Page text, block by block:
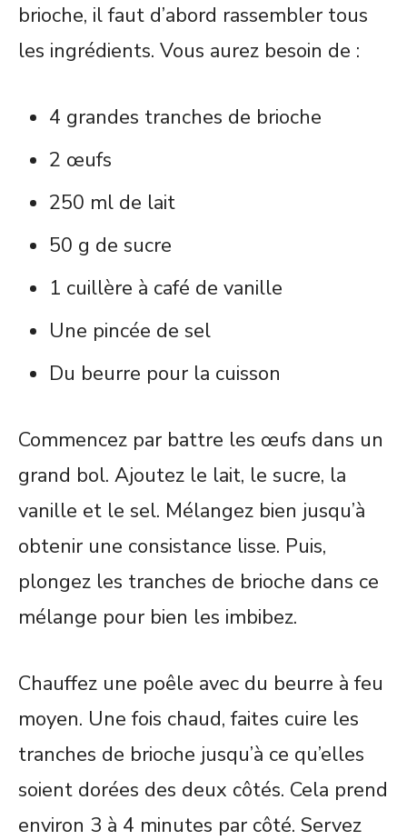
brioche, il faut d’abord rassembler tous
les ingrédients. Vous aurez besoin de :
4 grandes tranches de brioche
2 œufs
250 ml de lait
50 g de sucre
1 cuillère à café de vanille
Une pincée de sel
Du beurre pour la cuisson
Commencez par battre les œufs dans un
grand bol. Ajoutez le lait, le sucre, la
vanille et le sel. Mélangez bien jusqu’à
obtenir une consistance lisse. Puis,
plongez les tranches de brioche dans ce
mélange pour bien les imbibez.
Chauffez une poêle avec du beurre à feu
moyen. Une fois chaud, faites cuire les
tranches de brioche jusqu’à ce qu’elles
soient dorées des deux côtés. Cela prend
environ 3 à 4 minutes par côté. Servez